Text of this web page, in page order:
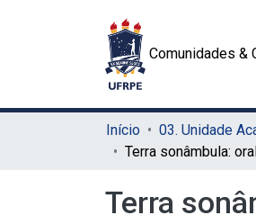
Comunidades &
Início
Terra